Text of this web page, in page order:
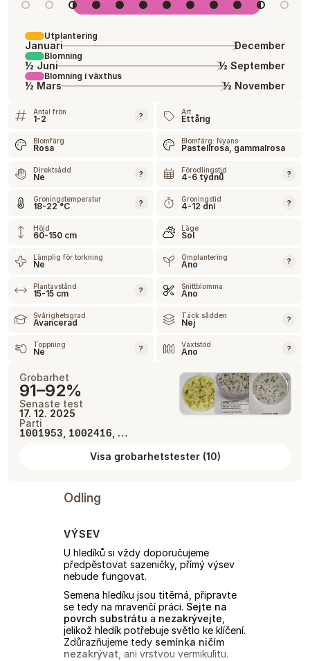
Utplantering
Januari December
Blomning
½ Juni ½ September
Blomning i växthus
½ Mars ½ November
Antal frön
1-2 ? Art
Ettårig
Blomfärg
Rosa
Blomfärg: Nyans
Pastellrosa, gammalrosa
Direktsådd
Ne ? Förodlingstid
4-6 týdnů ?
Groningstemperatur
18-22 °C ? Groningstid
4-12 dní ?
Höjd
60-150 cm
Läge
Sol
Lämplig för torkning
Ne
Omplantering
Ano ?
Plantavstånd
15-15 cm ? Snittblomma
Ano
Svårighetsgrad
Avancerad
Täck sådden
Nej ?
Toppning
Ne ? Växtstöd
Ano ?
Grobarhet
91–92%
Senaste test
17. 12. 2025
Parti
1001953 1002416 , …
Visa grobarhetstester(10)
Odling
VÝSEV
U hledíků si vždy doporučujeme
předpěstovat sazeničky, přímý výsev
nebude fungovat.
Semena hledíku jsou titěrná, připravte
se tedy na mravenčí práci. Sejte na
povrch substrátu a nezakrývejte
jelikož hledík potřebuje světlo ke klíčení.
Zdůrazňujeme tedy semínka ničím
nezakrývat , ani vrstvou vermikulitu.